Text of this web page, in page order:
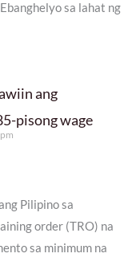
sa lahat ng
ang
pisong wage
Pilipino sa
order (TRO) na
sa minimum na